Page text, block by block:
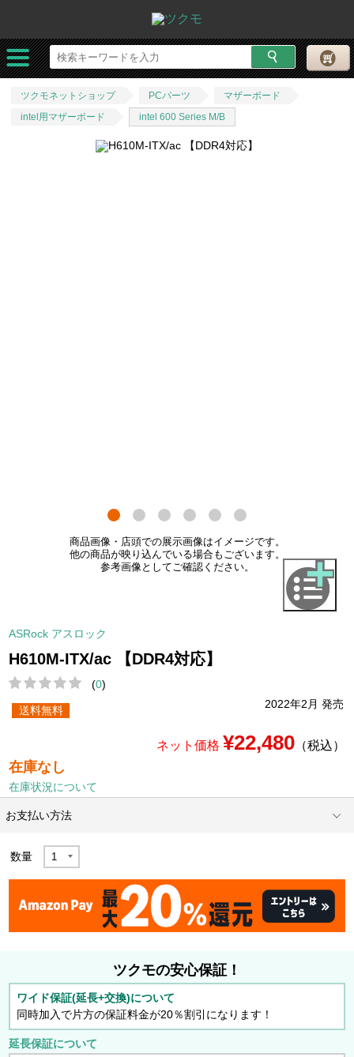
ツクモネットショップ PCパーツ
マザーボード
intel用マザーボード
intel 600 Series M/B
商品画像・店頭での展示画像はイメージです。
他の商品が映り込んでいる場合もございます。
参考画像としてご確認ください。
ASRock アスロック
H610M-ITX/ac 【DDR4対応】
(0)
2022年2月 発売
送料無料
ネット価格 ¥22,480（税込）
在庫なし
在庫状況について
お支払い方法
数量
ツクモの安心保証！
ワイド保証(延長+交換)について
同時加入で片方の保証料金が20％割引になります！
延長保証について